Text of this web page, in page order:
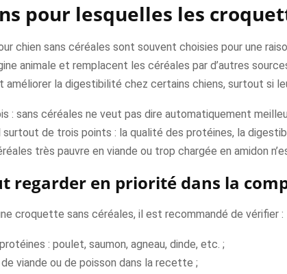
pour lesquelles les
chien sans céréales sont souvent choisies pour une
animale et remplacent les céréales par d’autres
améliorer la digestibilité chez certains chiens, surtout si
sans céréales ne veut pas dire automatiquement
de trois points : la qualité des protéines, la
très pauvre en viande ou trop chargée en amidon
regarder en priorité dans la
croquette sans céréales, il est recommandé de vérifier :
: poulet, saumon, agneau, dinde, etc. ;
viande ou de poisson dans la recette ;